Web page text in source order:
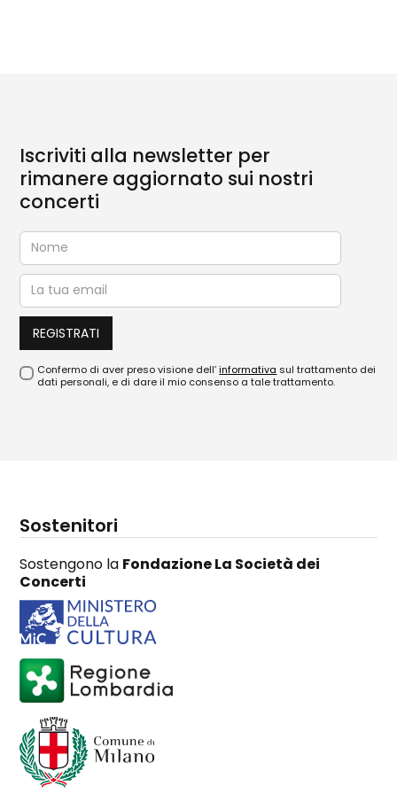
Iscriviti alla newsletter per
rimanere aggiornato sui nostri
concerti
Confermo di aver preso visione dell’informativa sul trattamento dei
dati personali, e di dare il mio consenso a tale trattamento.
Sostenitori
Sostengono la Fondazione La Società dei
Concerti